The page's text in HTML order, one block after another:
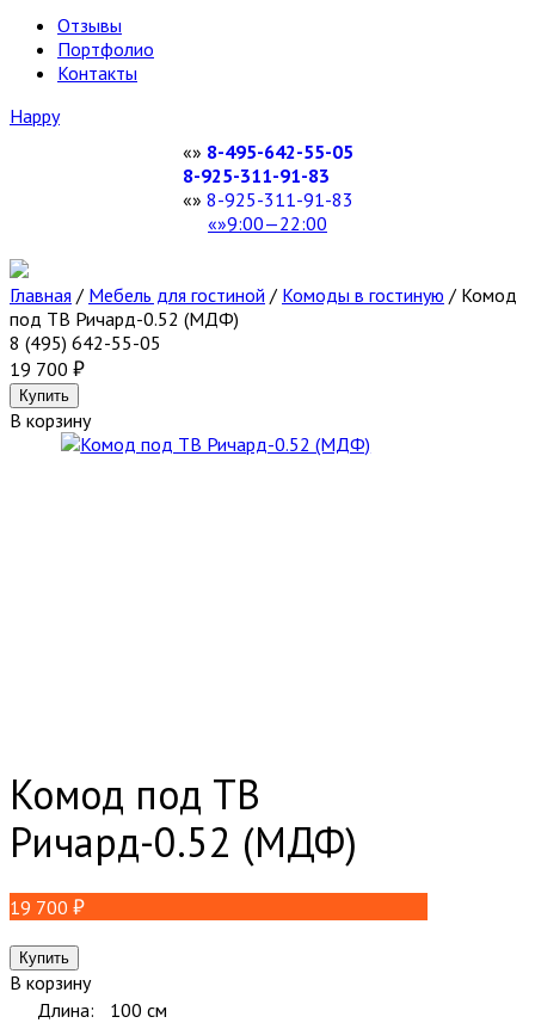
Отзывы
Портфолио
Контакты
Happy
8-495-642-55-05
8-925-311-91-83
8-925-311-91-83
9:00—22:00
Главная / Мебель для гостиной / Комоды в гостиную / Комод
под ТВ Ричард-0.52 (МДФ)
8 (495) 642-55-05
19 700
В корзину
Комод под ТВ
Ричард-0.52 (МДФ)
19 700
В корзину
Длина:
100 см